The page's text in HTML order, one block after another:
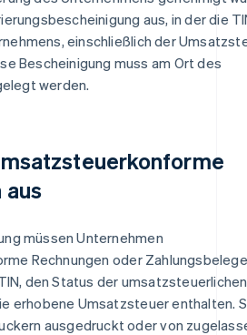
aus, in der die
einschließlich der
Bescheinigung muss am Ort des
werden.
aus
müssen Unternehmen
Rechnungen oder Zahlungsbelege
den Status der umsatzsteuerlichen
erhobene Umsatzsteuer enthalten.
ausgedruckt oder von